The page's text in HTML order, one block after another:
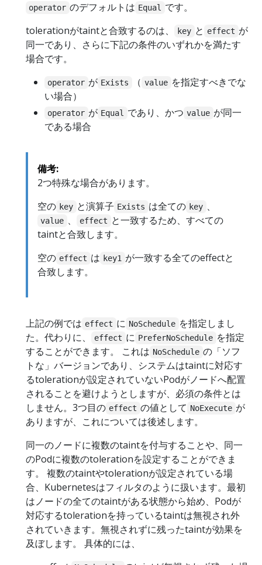
operator のデフォルトは Equal
です。
tolerationがtaintと合致するのは、
key と effect が
同一であり、さらに下記の条件のいずれかを満たす
場合です。
operator が Exists （ value を指定すべきでな
い場合）
operator が Equal であり、かつ value が同一
である場合
備考:
2つ特殊な場合があります。
空の key と演算子 Exists は全ての key 、
value 、 effect と一致するため、すべての
taintと合致します。
空の effect は key1 が一致する全てのeffectと
合致します。
上記の例では effect に NoSchedule を指定しまし
た。代わりに、
effect に PreferNoSchedule を指定
することができます。 これは NoSchedule の「ソフ
トな」バージョンであり、システムはtaintに対応す
るtolerationが設定されていないPodがノードへ配置
されることを避けようとしますが、必須の条件とは
しません。3つ目の effect の値として NoExecute が
ありますが、これについては後述します。
同一のノードに複数のtaintを付与することや、同一
のPodに複数のtolerationを設定することができま
す。 複数のtaintやtolerationが設定されている場
合、Kubernetesはフィルタのように扱います。最初
はノードの全てのtaintがある状態から始め、Podが
対応するtolerationを持っているtaintは無視され外
されていきます。無視されずに残ったtaintが効果を
及ぼします。 具体的には、